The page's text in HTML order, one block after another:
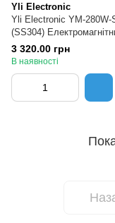
Yli Electronic
Yli Electronic YM-280W-
(SS304)
замок
3 320.00 грн
В наявності